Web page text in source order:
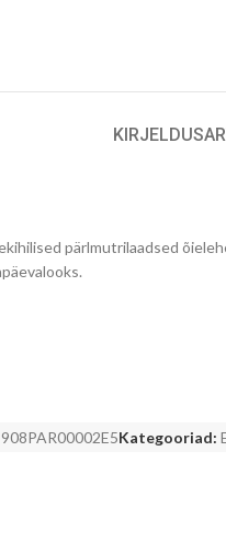
KIRJELDUS
pärlmutrilaadsed
908PAR00002E5Kategooriad: